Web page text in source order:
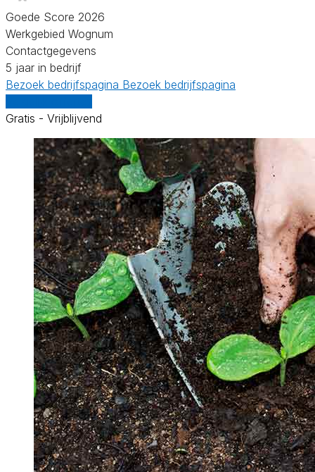
Goede Score 2026
Werkgebied Wognum
Contactgegevens
5 jaar in bedrijf
Bezoek bedrijfspagina Bezoek bedrijfspagina
Gratis - Vrijblijvend